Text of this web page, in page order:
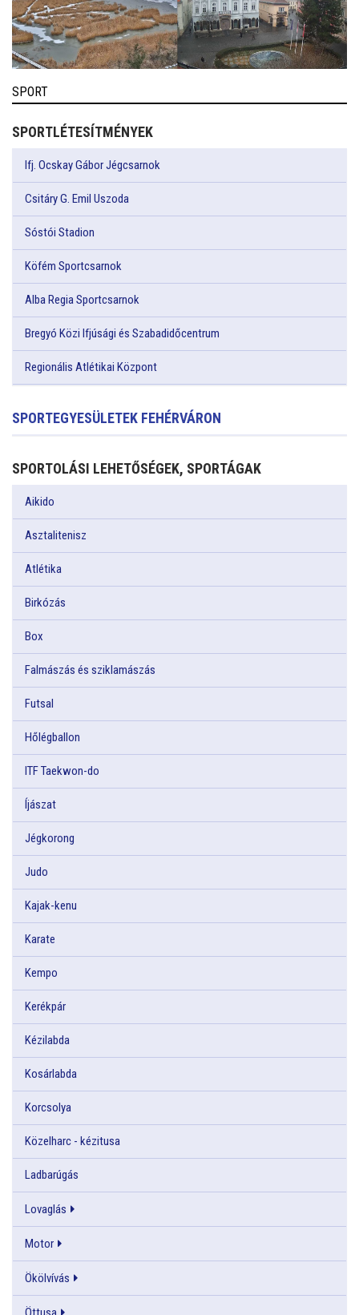
SPORT
SPORTLÉTESÍTMÉNYEK
Ifj. Ocskay Gábor Jégcsarnok
Csitáry G. Emil Uszoda
Sóstói Stadion
Köfém Sportcsarnok
Alba Regia Sportcsarnok
Bregyó Közi Ifjúsági és Szabadidőcentrum
Regionális Atlétikai Központ
SPORTEGYESÜLETEK FEHÉRVÁRON
SPORTOLÁSI LEHETŐSÉGEK, SPORTÁGAK
Aikido
Asztalitenisz
Atlétika
Birkózás
Box
Falmászás és sziklamászás
Futsal
Hőlégballon
ITF Taekwon-do
Íjászat
Jégkorong
Judo
Kajak-kenu
Karate
Kempo
Kerékpár
Kézilabda
Kosárlabda
Korcsolya
Közelharc - kézitusa
Ladbarúgás
Lovaglás
Motor
Ökölvívás